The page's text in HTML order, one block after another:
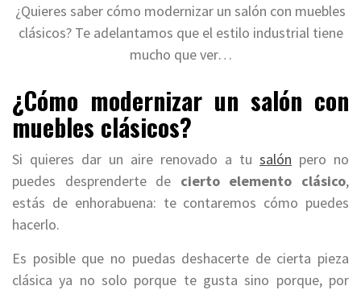
¿Quieres saber cómo modernizar un salón con muebles
clásicos? Te adelantamos que el estilo industrial tiene
mucho que ver…
¿Cómo modernizar un salón con
muebles clásicos?
Si quieres dar un aire renovado a tu salón pero no
puedes desprenderte de cierto elemento clásico,
estás de enhorabuena: te contaremos cómo puedes
hacerlo.
Es posible que no puedas deshacerte de cierta pieza
clásica ya no solo porque te gusta sino porque, por